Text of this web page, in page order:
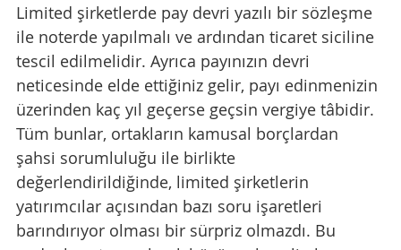
Limited şirketlerde pay devri yazılı bir sözleşme
ile noterde yapılmalı ve ardından ticaret siciline
tescil edilmelidir. Ayrıca payınızın devri
neticesinde elde ettiğiniz gelir, payı edinmenizin
üzerinden kaç yıl geçerse geçsin vergiye tâbidir.
Tüm bunlar, ortakların kamusal borçlardan
şahsi sorumluluğu ile birlikte
değerlendirildiğinde, limited şirketlerin
yatırımcılar açısından bazı soru işaretleri
barındırıyor olması bir sürpriz olmazdı. Bu